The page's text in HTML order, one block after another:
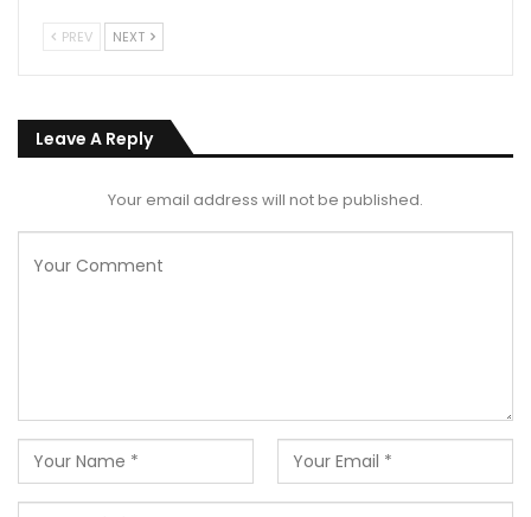
PREV NEXT
Leave A Reply
Your email address will not be published.